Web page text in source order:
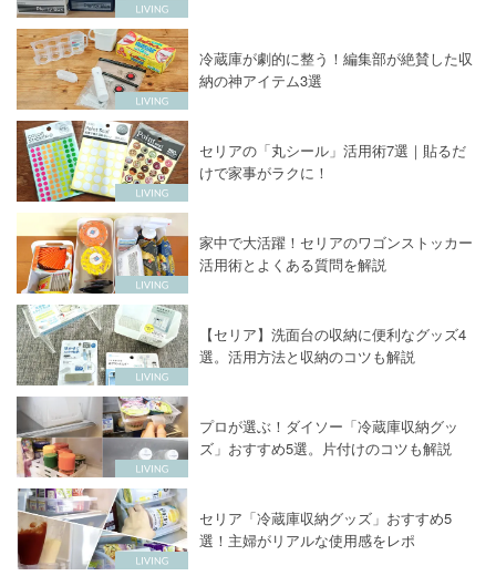
冷蔵庫が劇的に整う！編集部が絶賛した収
納の神アイテム3選
セリアの「丸シール」活用術7選｜貼るだ
けで家事がラクに！
家中で大活躍！セリアのワゴンストッカー
活用術とよくある質問を解説
【セリア】洗面台の収納に便利なグッズ4
選。活用方法と収納のコツも解説
プロが選ぶ！ダイソー「冷蔵庫収納グッ
ズ」おすすめ5選。片付けのコツも解説
セリア「冷蔵庫収納グッズ」おすすめ5
選！主婦がリアルな使用感をレポ